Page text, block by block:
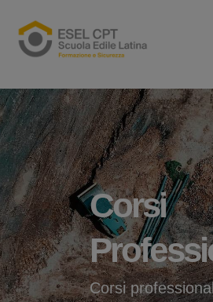
contenuto
Corsi
Corsi